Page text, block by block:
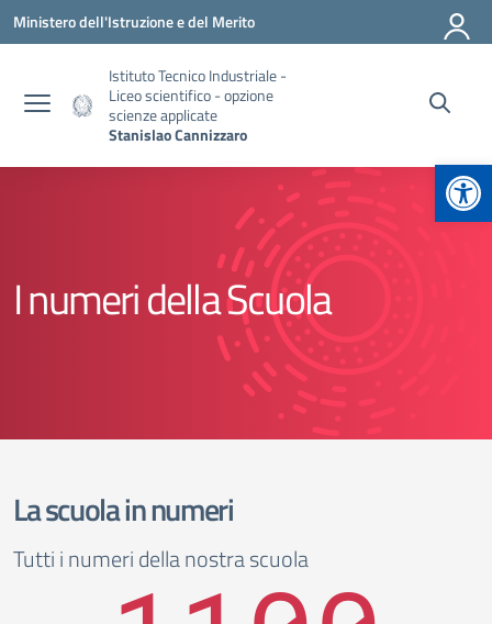
Vai ai contenuti
Vai al menu di navigazione
Vai al footer
Ministero dell'Istruzione e del Merito
Istituto Tecnico Industriale -
Liceo scientifico - opzione
scienze applicate
Stanislao Cannizzaro
I numeri della Scuola
La scuola in numeri
Tutti i numeri della nostra scuola